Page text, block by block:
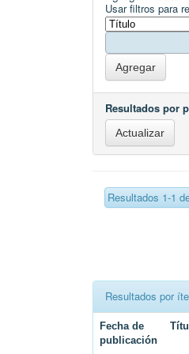
Usar filtros para
Resultados por
Resultados 1-1
Resultados por
Fecha de
publicación